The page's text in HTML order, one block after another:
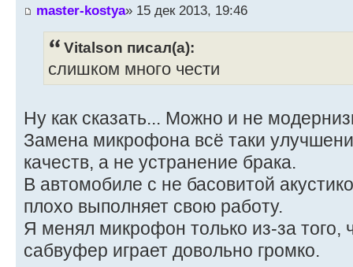
master-kostya» 15 дек 2013, 19:46
Vitalson писал(а):
слишком много чести
Ну как сказать... Можно и не
Замена микрофона всё таки
качеств, а не устранение брака.
В автомобиле с не басовитой
плохо выполняет свою работу.
Я менял микрофон только из-за того,
сабвуфер играет довольно громко.